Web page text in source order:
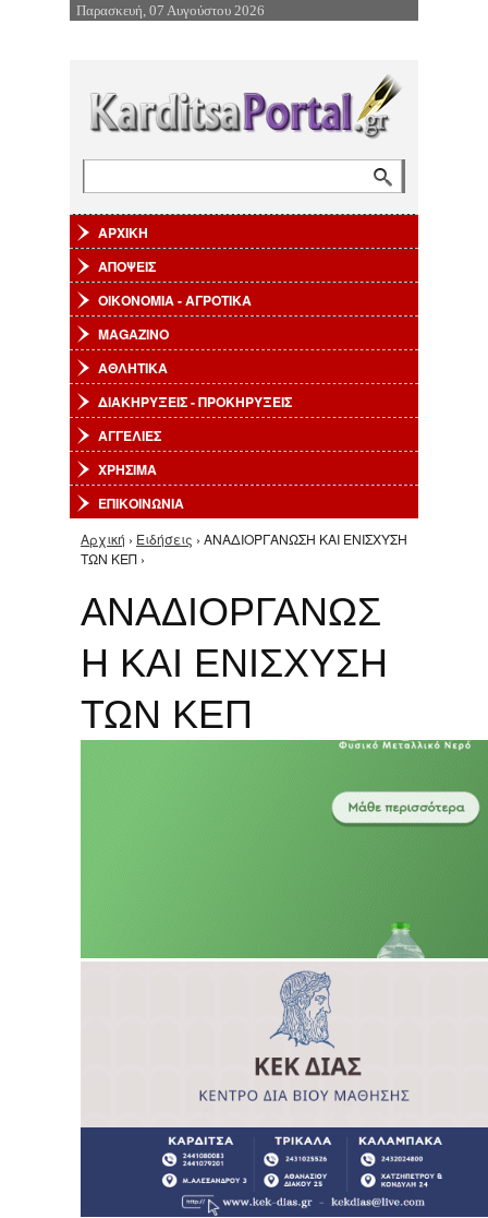
Επιστροφή στην Πλοήγηση
Παρασκευή, 07 Αυγούστου 2026
ΑΡΧΙΚΗ
ΑΠΟΨΕΙΣ
ΟΙΚΟΝΟΜΙΑ - ΑΓΡΟΤΙΚΑ
MAGAZINO
ΑΘΛΗΤΙΚΑ
ΔΙΑΚΗΡΥΞΕΙΣ - ΠΡΟΚΗΡΥΞΕΙΣ
ΑΓΓΕΛΙΕΣ
ΧΡΗΣΙΜΑ
ΕΠΙΚΟΙΝΩΝΙΑ
Είστε εδώ
Αρχική › Ειδήσεις › ΑΝΑΔΙΟΡΓΑΝΩΣΗ ΚΑΙ ΕΝΙΣΧΥΣΗ
ΤΩΝ ΚΕΠ ›
ΑΝΑΔΙΟΡΓΑΝΩΣ
Η ΚΑΙ ΕΝΙΣΧΥΣΗ
ΤΩΝ ΚΕΠ